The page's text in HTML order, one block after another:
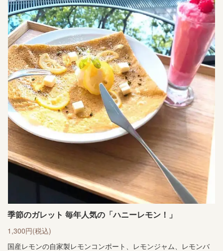
季節のガレット 毎年人気の「ハニーレモン！」
1,300円(税込)
国産レモンの自家製レモンコンポート、レモンジャム、レモンバ